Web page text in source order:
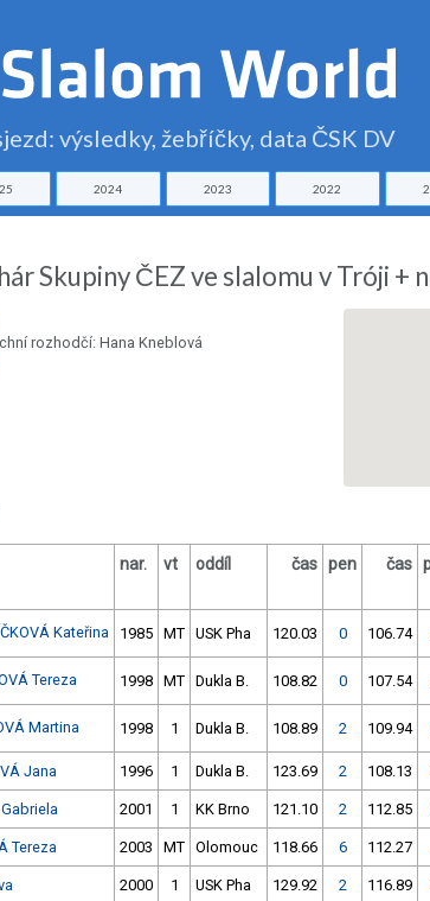
výsledky, žebříčky, data ČSK DV
2024 2023 2022
Skupiny ČEZ ve slalomu v Tróji +
rozhodčí: Hana Kneblová
nar. vt oddíl čas pen čas
Kateřina 1985 MT USK Pha 120.03 0 106.74
Tereza 1998 MT Dukla B. 108.82 0 107.54
Martina 1998 1 Dukla B. 108.89 2 109.94
Jana 1996 1 Dukla B. 123.69 2 108.13
2001 1 KK Brno 121.10 2 112.85
Tereza 2003 MT Olomouc 118.66 6 112.27
2000 1 USK Pha 129.92 2 116.89